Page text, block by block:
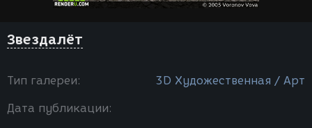
Звездалёт
Тип галереи: 3D Художественная / Арт
Дата публикации: